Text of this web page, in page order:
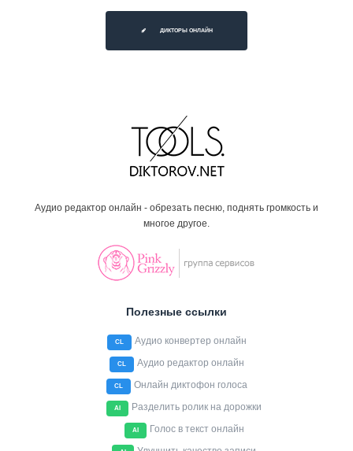
ДИКТОРЫ ОНЛАЙН
Аудио редактор онлайн - обрезать песню, поднять громкость и
многое другое.
Полезные ссылки
CL Аудио конвертер онлайн
CL Аудио редактор онлайн
CL Онлайн диктофон голоса
AI Разделить ролик на дорожки
AI Голос в текст онлайн